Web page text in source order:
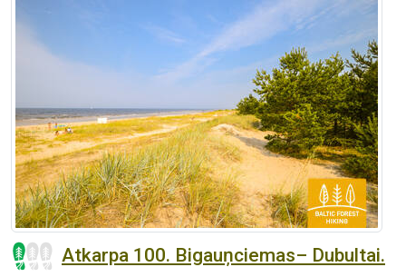
Atkarpa 100. Bigauņciemas– Dubultai.